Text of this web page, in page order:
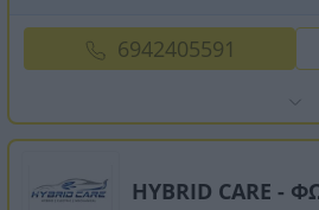
6942405591
HYBRID CARE -